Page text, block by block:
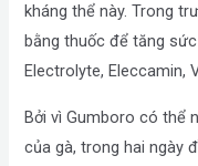
kháng thể này. Trong
bằng thuốc để tăng
Electrolyte, Eleccamin,
Bởi vì Gumboro có thể
của gà, trong hai ngày